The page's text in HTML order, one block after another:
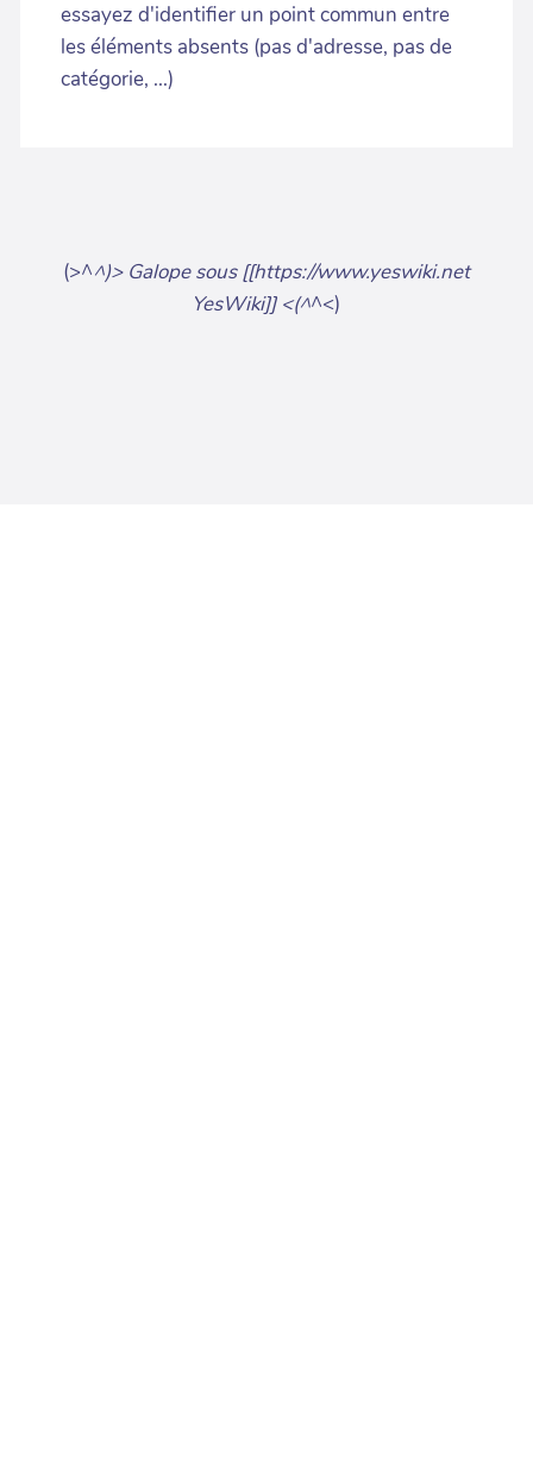
essayez d'identifier un point commun entre
les éléments absents (pas d'adresse, pas de
catégorie, ...)
(>^^)> Galope sous [[https://www.yeswiki.net
YesWiki]] <(^^<)